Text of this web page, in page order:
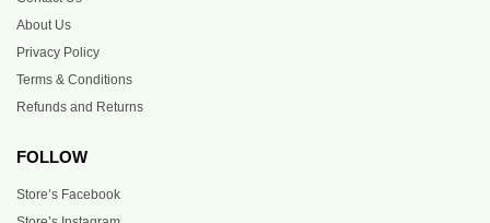
About Us
Privacy Policy
Terms & Conditions
Refunds and Returns
FOLLOW
Store’s Facebook